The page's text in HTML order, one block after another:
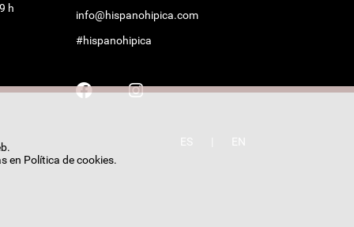
h
info@hispanohipica.com
#hispanohipica
ES EN
en Política de cookies.